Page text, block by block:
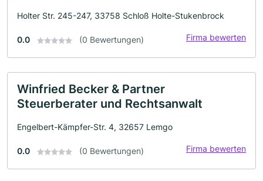
Holter Str. 245-247, 33758 Schloß Holte-Stukenbrock
0.0 (0 Bewertungen) Firma bewerten
Winfried Becker & Partner
Steuerberater und Rechtsanwalt
Engelbert-Kämpfer-Str. 4, 32657 Lemgo
0.0 (0 Bewertungen) Firma bewerten